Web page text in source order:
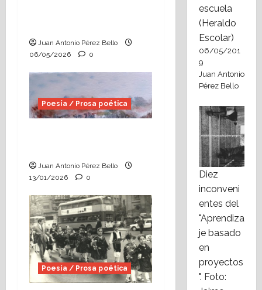
Juan Antonio Pérez Bello
06/05/2026
0
Poesía / Prosa poética
Juan Antonio Pérez Bello
13/01/2026
0
Poesía / Prosa poética
escuela
(Heraldo
Escolar)
06/05/201
9
Juan Antonio
Pérez Bello
Diez
inconveni
entes del
"Aprendiza
je basado
en
proyectos
". Foto: